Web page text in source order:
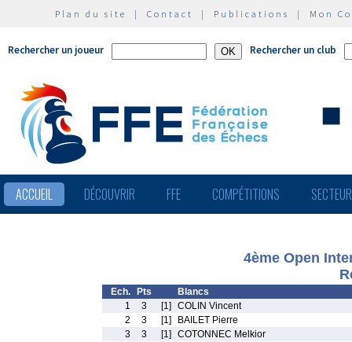
Plan du site | Contact | Publications | Mon
Rechercher un joueur Rechercher un club
ACCUEIL DÉCOUVRIR FFE COMPÉTITIONS
4ème Open
Ech. Pts
Blancs
1
3 [1]
COLIN Vincent
2
3 [1]
BAILET Pierre
3
3 [1]
COTONNEC Melkior